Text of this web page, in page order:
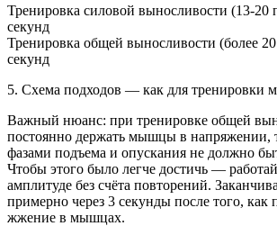
Тренировка силовой выносливости (13-20
секунд
Тренировка общей выносливости (более
секунд
5. Схема подходов — как для тренировки
Важный нюанс: при тренировке общей
постоянно держать мышцы в напряжении,
фазами подъема и опускания не должно
Чтобы этого было легче достичь —
амплитуде без счёта повторений.
примерно через 3 секунды после того, как
жжение в мышцах.